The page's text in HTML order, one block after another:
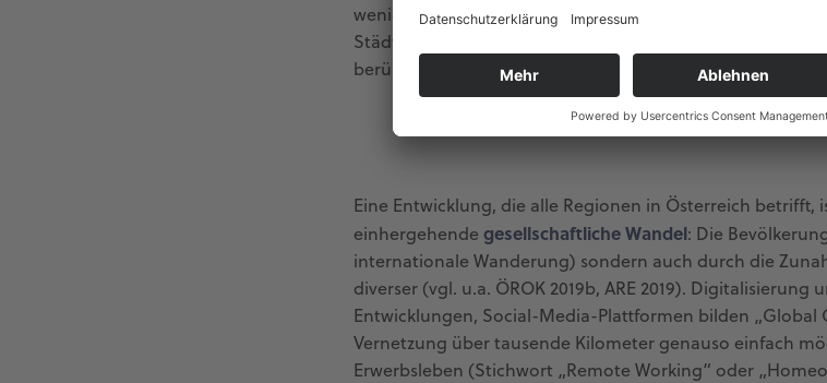
weniger geben. Ihre Zahl nimmt bis 2040 um 5,6 % ab.
Städtische Regionen sind davon aufgrund der
berührt (ÖROK 2019b).
Eine Entwicklung, die alle Regionen in Österreich
einhergehende gesellschaftliche Wandel: Die
internationale Wanderung) sondern auch durch die
diverser (vgl. u.a. ÖROK 2019b, ARE 2019).
Entwicklungen, Social-Media-Plattformen bilden
Vernetzung über tausende Kilometer genauso einfach
Erwerbsleben (Stichwort „Remote Working“ oder